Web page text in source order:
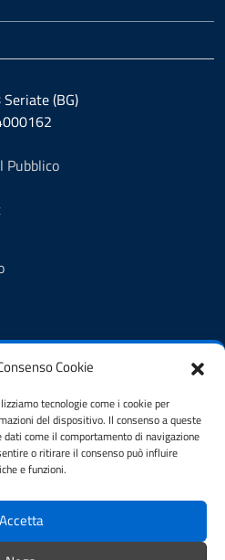
Cookie
tecnologie come i cookie per
del dispositivo. Il consenso a queste
come il comportamento di navigazione
o ritirare il consenso può influire
e funzioni.
Accetta
(BG)
Pubblico